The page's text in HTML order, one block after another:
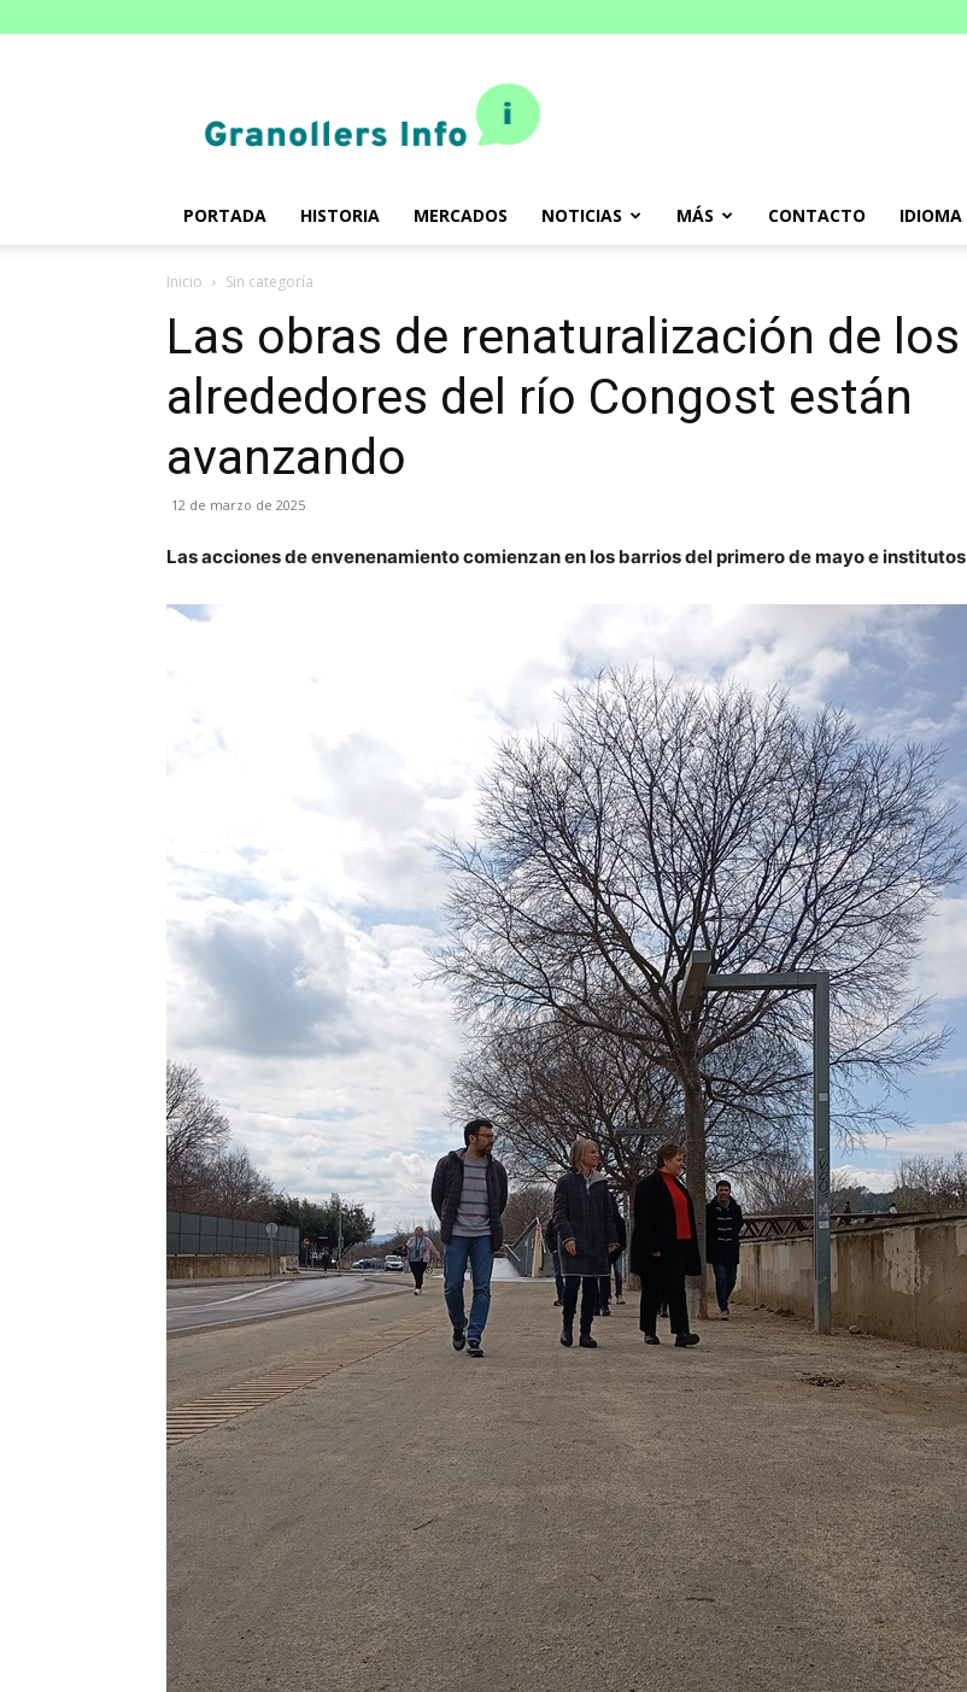
PORTADA HISTORIA MERCADOS NOTICIAS MÁS CONTACTO IDIOMA
Inicio Sin categoría
Las obras de renaturalización de los
alrededores del río Congost están
avanzando
12 de marzo de 2025
Las acciones de envenenamiento comienzan en los barrios del primero de mayo e institutos